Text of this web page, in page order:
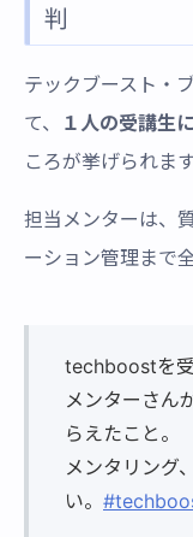
判
テックブースト・
て、
１人の受講生
ころが挙げられます
担当メンターは、
ーション管理まで
techboostを
メンターさん
らえたこと。
メンタリング
い。